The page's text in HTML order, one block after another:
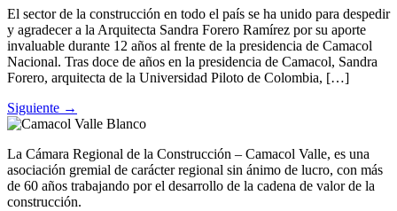
El sector de la construcción en todo el país se ha unido para despedir
y agradecer a la Arquitecta Sandra Forero Ramírez por su aporte
invaluable durante 12 años al frente de la presidencia de Camacol
Nacional. Tras doce de años en la presidencia de Camacol, Sandra
Forero, arquitecta de la Universidad Piloto de Colombia, […]
Siguiente →
La Cámara Regional de la Construcción – Camacol Valle, es una
asociación gremial de carácter regional sin ánimo de lucro, con más
de 60 años trabajando por el desarrollo de la cadena de valor de la
construcción.